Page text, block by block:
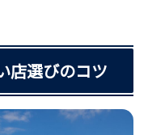
店選びのコツ